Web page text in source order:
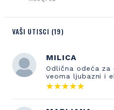
VAŠI UTISCI (19)
MILICA
Odlična odeća za
veoma ljubazni i